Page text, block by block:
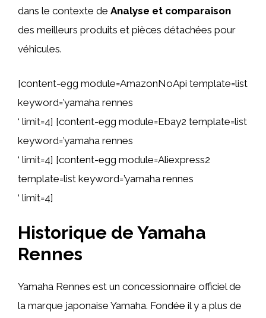
dans le contexte de Analyse et comparaison
des meilleurs produits et pièces détachées pour
véhicules.
[content-egg module=AmazonNoApi template=list
keyword=’yamaha rennes
‘ limit=4] [content-egg module=Ebay2 template=list
keyword=’yamaha rennes
‘ limit=4] [content-egg module=Aliexpress2
template=list keyword=’yamaha rennes
‘ limit=4]
Historique de Yamaha
Rennes
Yamaha Rennes est un concessionnaire officiel de
la marque japonaise Yamaha. Fondée il y a plus de